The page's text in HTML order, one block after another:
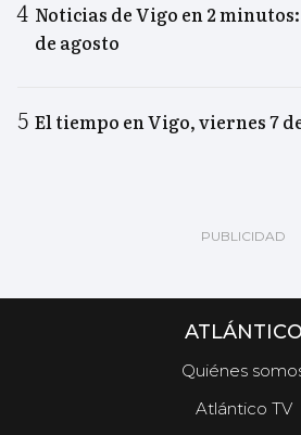
Noticias de Vigo en 2 minutos:
de agosto
El tiempo en Vigo, viernes 7
ATLÁNTICO
Quiénes
Atlántico TV